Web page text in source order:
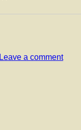
Leave a comment